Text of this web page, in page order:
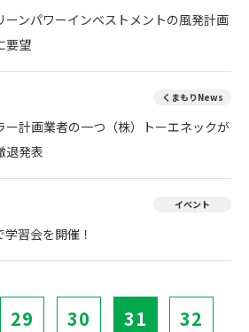
ーンパワーインベストメントの風発計画
要望
くまもりNews
ー計画業者の一つ（株）トーエネックが
退発表
イベント
習会を開催！
29 30 31 32